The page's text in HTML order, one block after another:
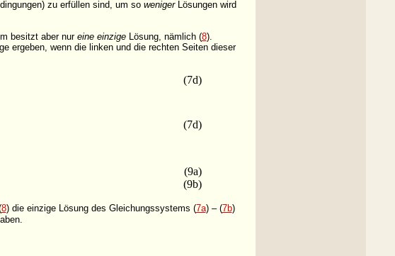
zu erfüllen sind, um so wenigerLösungen wird
besitzt aber nur eine einzigeLösung, nämlich (8).
ergeben, wenn die linken und die rechten Seiten dieser
(7d)
(7d)
(9a)
(9b)
8) die einzige Lösung des Gleichungssystems (7a) – (7b)